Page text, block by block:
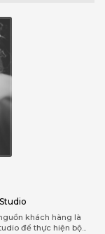
khách hàng là
để thực hiện bộ...